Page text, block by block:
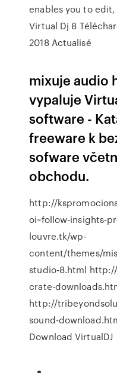
enables you to
Virtual Dj 8
2018 Actualisé
mixuje audio
vypaluje
software -
freeware k
sofware
obchodu.
http://
oi=follow-insights-
louvre.tk/wp-
content/themes/
studio-8.html
crate-
http://
sound-
Download VirtualDJ